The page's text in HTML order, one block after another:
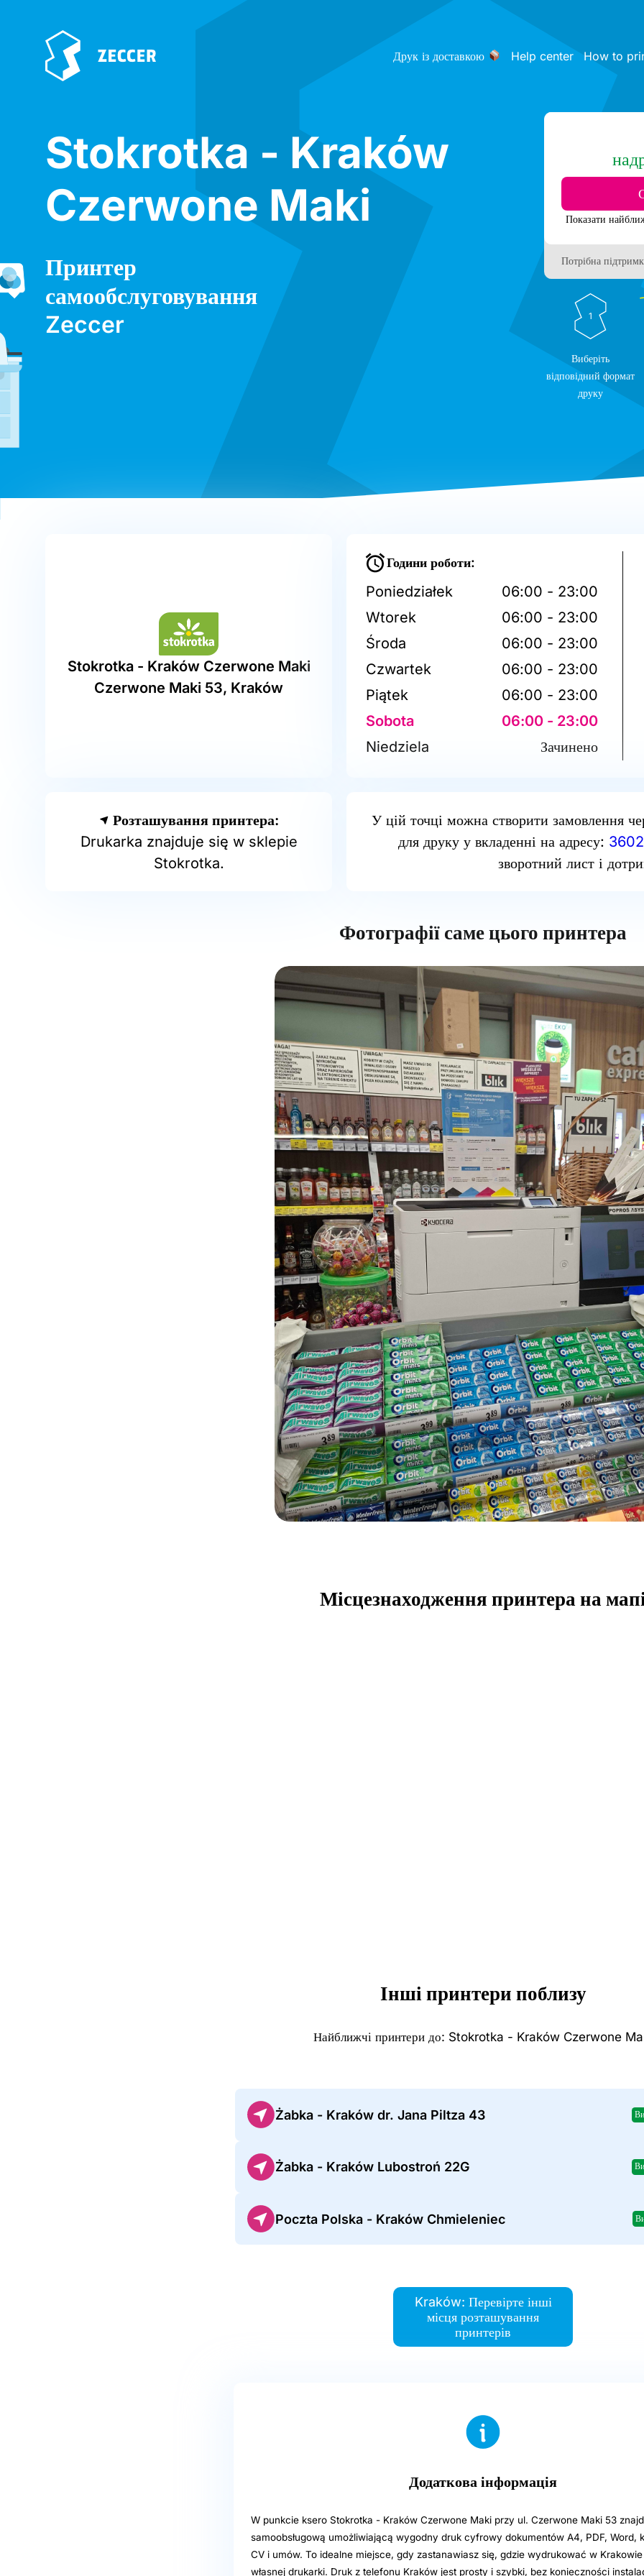
Друк із доставкою Help center How to
Stokrotka - Kraków
Czerwone Maki
Принтер
самообслуговування
Zeccer
Потрібна
1
Виберіть
відповідний формат
друку
Stokrotka - Kraków Czerwone Maki
Czerwone Maki 53, Kraków
Години роботи:
Poniedziałek
06:00 - 23:00
Wtorek
06:00 - 23:00
Środa
06:00 - 23:00
Czwartek
06:00 - 23:00
Piątek
06:00 - 23:00
Sobota
06:00 - 23:00
Niedziela
Зачинено
Розташування принтера:
Drukarka znajduje się w sklepie
Stokrotka.
У цій точці можна створити замовлення
для друку у вкладенні на адресу:
зворотний лист і
Фотографії саме цього принтера
Місцезнаходження принтера на
Інші принтери поблизу
Найближчі принтери до: Stokrotka - Kraków Czerwone
Żabka - Kraków dr. Jana Piltza 43
Żabka - Kraków Lubostroń 22G
Poczta Polska - Kraków Chmieleniec
Kraków: Перевірте інші
місця розташування
принтерів
Додаткова інформація
W punkcie ksero Stokrotka - Kraków Czerwone Maki przy ul. Czerwone Maki 53
samoobsługową umożliwiającą wygodny druk cyfrowy dokumentów A4, PDF, Word,
CV i umów. To idealne miejsce, gdy zastanawiasz się, gdzie wydrukować w
własnej drukarki. Druk z telefonu Kraków jest prosty i szybki, bez konieczności